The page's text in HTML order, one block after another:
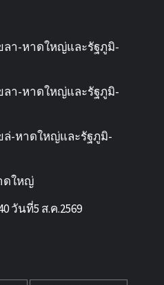
ลา-หาดใหญ่และรัฐภูมิ-
ลา-หาดใหญ่และรัฐภูมิ-
ล่-หาดใหญ่และรัฐภูมิ-
ดใหญ่
วันที่5 ส.ค.2569